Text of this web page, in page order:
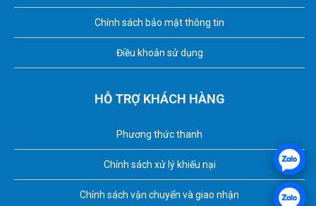
Chính sách bảo mật thông tin
Điều khoản sử dụng
HỖ TRỢ KHÁCH HÀNG
Phương thức thanh
Chính sách xử lý khiếu nại
Chính sách vận chuyển và giao nhận